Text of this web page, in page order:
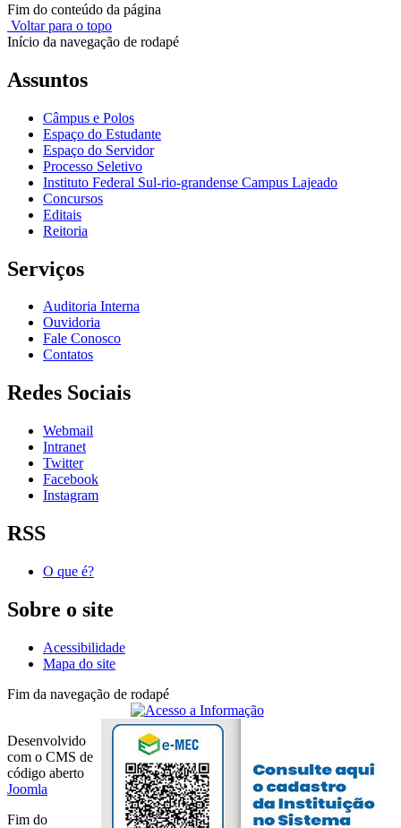
Fim do conteúdo da página
Voltar para o topo
Início da navegação de rodapé
Assuntos
Câmpus e Polos
Espaço do Estudante
Espaço do Servidor
Processo Seletivo
Instituto Federal Sul-rio-grandense Campus Lajeado
Concursos
Editais
Reitoria
Serviços
Auditoria Interna
Ouvidoria
Fale Conosco
Contatos
Redes Sociais
Webmail
Intranet
Twitter
Facebook
Instagram
RSS
O que é?
Sobre o site
Acessibilidade
Mapa do site
Fim da navegação de rodapé
Desenvolvido
com o CMS de
código aberto
Joomla
Fim do